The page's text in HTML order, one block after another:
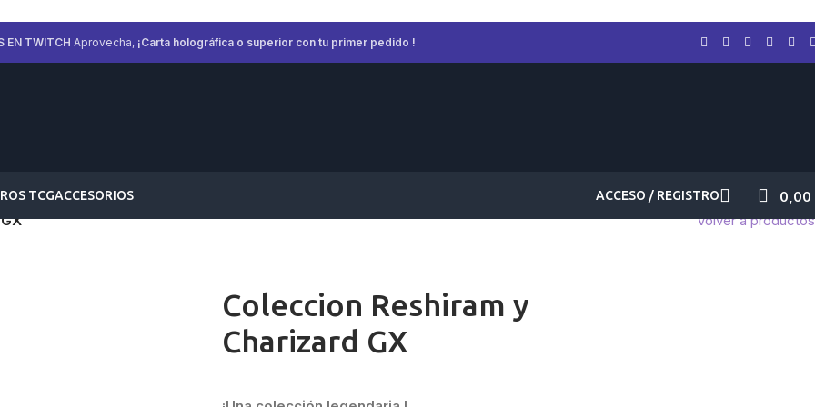
EN TWITCH Aprovecha, ¡Carta holográfica o superior con tu primer pedido !
TCGACCESORIOS ACCESO / REGISTRO
0,00
Volver a productos
Coleccion Reshiram y
Charizard GX